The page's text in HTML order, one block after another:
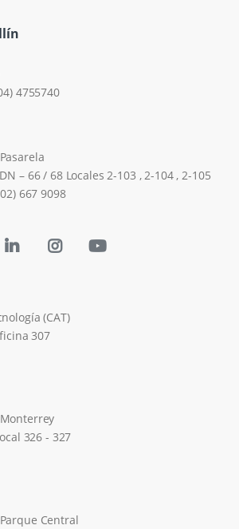
4755740
– 66 / 68 Locales 2-103 , 2-104 , 2-105
667 9098
(CAT)
307
326 - 327
Central